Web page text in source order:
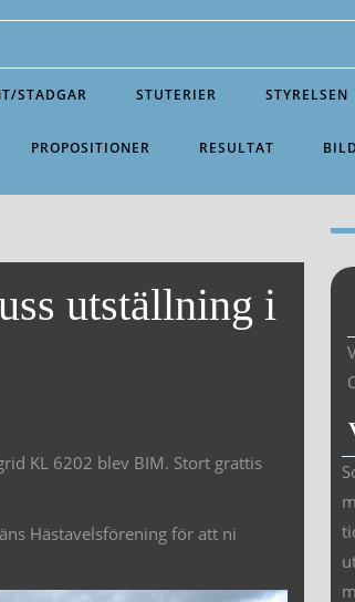
STADGAR STUTERIER STYRELSEN
PROPOSITIONER RESULTAT
utställning i
KL 6202 blev BIM. Stort grattis
Hästavelsförening för att ni